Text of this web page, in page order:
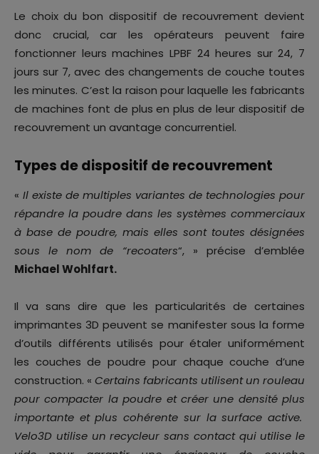
Le choix du bon dispositif de recouvrement devient
donc crucial, car les opérateurs peuvent faire
fonctionner leurs machines LPBF 24 heures sur 24, 7
jours sur 7, avec des changements de couche toutes
les minutes. C’est la raison pour laquelle les fabricants
de machines font de plus en plus de leur dispositif de
recouvrement un avantage concurrentiel.
Types de dispositif de recouvrement
« Il existe de multiples variantes de technologies pour
répandre la poudre dans les systèmes commerciaux
à base de poudre, mais elles sont toutes désignées
sous le nom de “recoaters“, » précise d’emblée
Michael Wohlfart.
Il va sans dire que les particularités de certaines
imprimantes 3D peuvent se manifester sous la forme
d’outils différents utilisés pour étaler uniformément
les couches de poudre pour chaque couche d’une
construction. « Certains fabricants utilisent un rouleau
pour compacter la poudre et créer une densité plus
importante et plus cohérente sur la surface active.
Velo3D utilise un recycleur sans contact qui utilise le